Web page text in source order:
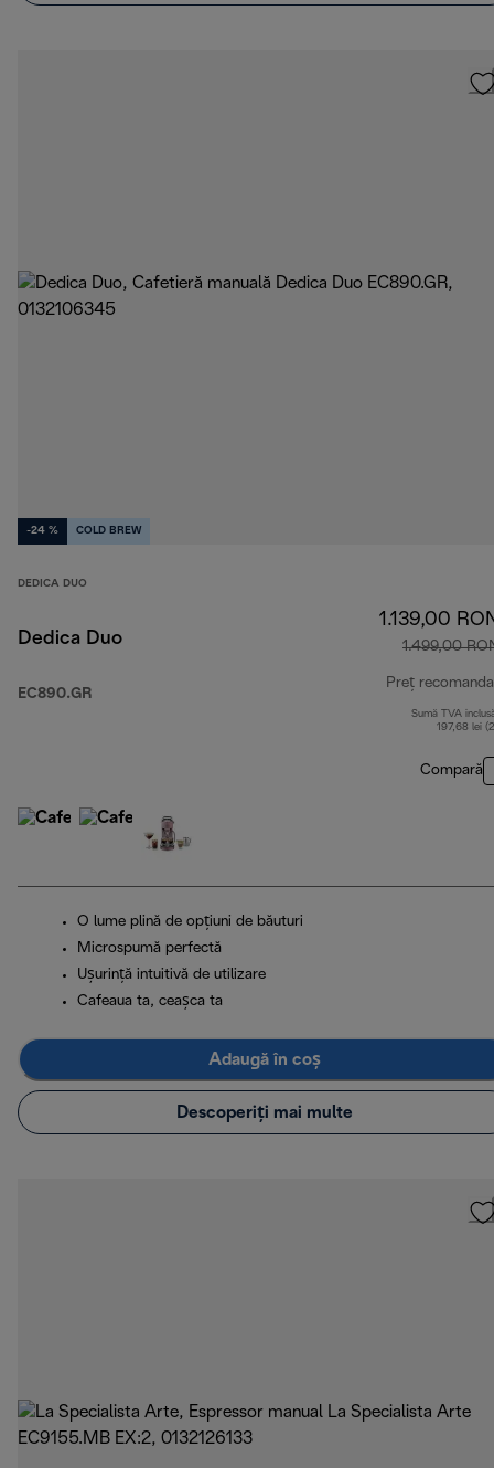
-24 % COLD BREW
DEDICA DUO
Dedica Duo
EC890.GR
1.139,00
1.499,00
Preț
Sumă TVA
197,68 lei
Compară
O lume plină de opțiuni de băuturi
Microspumă perfectă
Ușurință intuitivă de utilizare
Cafeaua ta, ceașca ta
Adaugă în coș
Descoperiți mai multe